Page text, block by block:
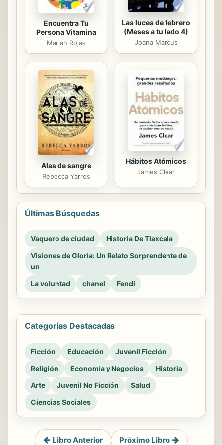
Encuentra Tu
Persona Vitamina
Marian Rojas
Las luces de febrero
(Meses a tu lado 4)
Joana Marcus
Alas de sangre
Rebecca Yarros
Hábitos Atómicos
James Clear
Últimas Búsquedas
Vaquero de ciudad
Historia De Tlaxcala
Visiones de Gloria: Un Relato Sorprendente de
un
La voluntad
chanel Fendi
Categorías Destacadas
Ficción Educación
Juvenil Ficción
Religión
Economía y Negocios
Historia
Arte
Juvenil No Ficción
Salud
Ciencias Sociales
Libro Anterior Próximo Libro